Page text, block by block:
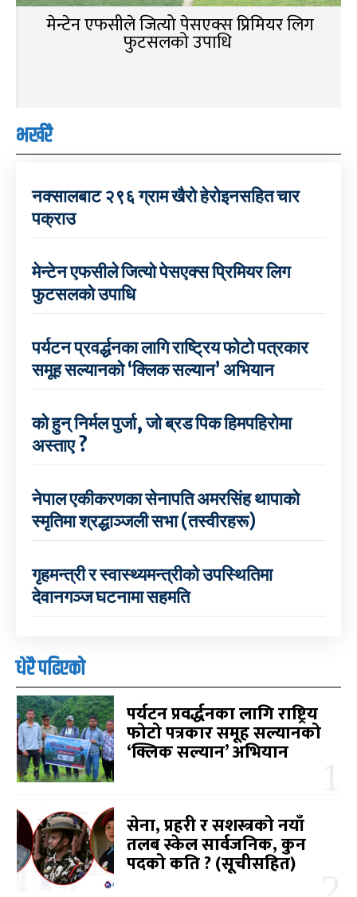
मेन्टेन एफसीले जित्यो पेसएक्स प्रिमियर लिग
फुटसलको उपाधि
भर्खरै
नक्सालबाट २९६ ग्राम खैरो हेरोइनसहित चार
पक्राउ
मेन्टेन एफसीले जित्यो पेसएक्स प्रिमियर लिग
फुटसलको उपाधि
पर्यटन प्रवर्द्धनका लागि राष्ट्रिय फोटो पत्रकार
समूह सल्यानको ‘क्लिक सल्यान’ अभियान
को हुन् निर्मल पुर्जा, जो ब्रड पिक हिमपहिरोमा
अस्ताए ?
नेपाल एकीकरणका सेनापति अमरसिंह थापाको
स्मृतिमा श्रद्धाञ्जली सभा (तस्वीरहरू)
गृहमन्त्री र स्वास्थ्यमन्त्रीको उपस्थितिमा
देवानगञ्ज घटनामा सहमति
धेरै पढिएको
पर्यटन प्रवर्द्धनका लागि राष्ट्रिय
फोटो पत्रकार समूह सल्यानको
‘क्लिक सल्यान’ अभियान
सेना, प्रहरी र सशस्त्रको नयाँ
तलब स्केल सार्वजनिक, कुन
पदको कति ? (सूचीसहित)